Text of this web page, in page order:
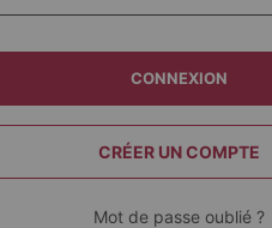
CONNEXION
CRÉER UN COMPTE
Mot de passe oublié ?